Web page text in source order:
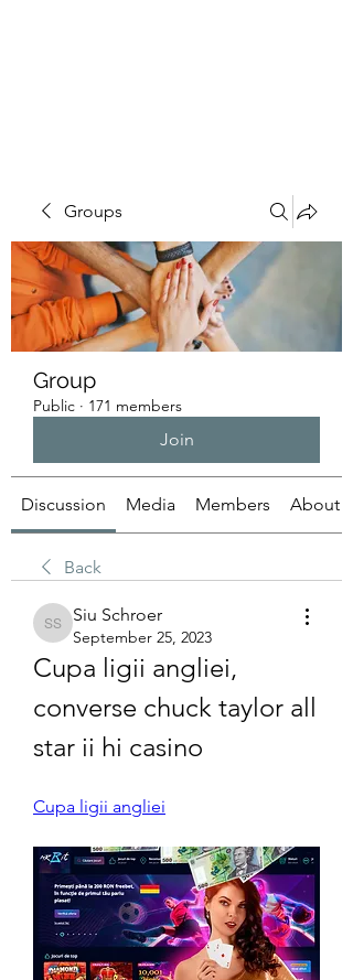
Groups
Group
Public · 171 members
Join
Discussion Media Members About
Back
Siu Schroer
Siu Schroer
September 25, 2023
Cupa ligii angliei,
converse chuck taylor all
star ii hi casino
Cupa ligii angliei